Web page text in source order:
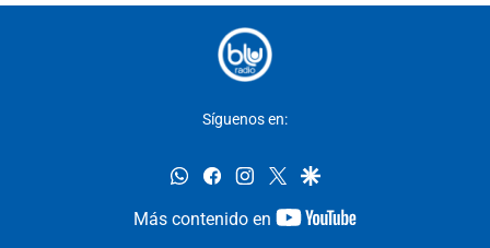
Síguenos en:
whatsappfacebookinstagram
twittergoogle
Más contenido en
youtube-